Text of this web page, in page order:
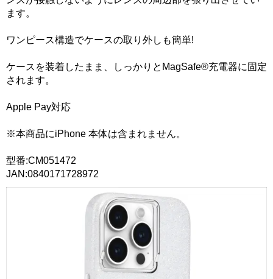
ます。
ワンピース構造でケースの取り外しも簡単!
ケースを装着したまま、しっかりとMagSafe®充電器に固定
されます。
Apple Pay対応
※本商品にiPhone 本体は含まれません。
型番:CM051472
JAN:0840171728972